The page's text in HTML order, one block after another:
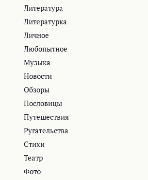
Литература
Литературка
Личное
Любопытное
Музыка
Новости
Обзоры
Пословицы
Путешествия
Ругательства
Стихи
Театр
Фото